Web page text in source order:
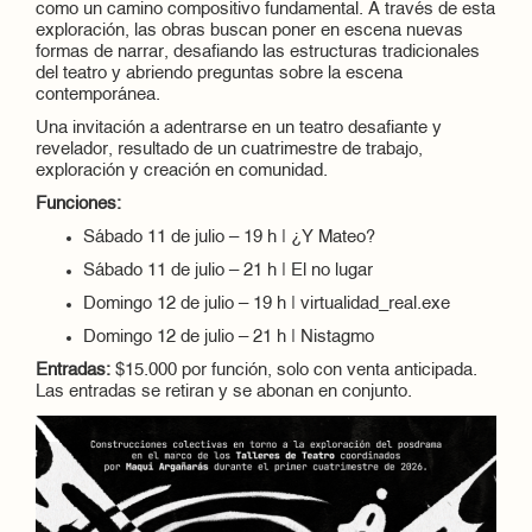
como un camino compositivo fundamental. A través de esta
exploración, las obras buscan poner en escena nuevas
formas de narrar, desafiando las estructuras tradicionales
del teatro y abriendo preguntas sobre la escena
contemporánea.
Una invitación a adentrarse en un teatro desafiante y
revelador, resultado de un cuatrimestre de trabajo,
exploración y creación en comunidad.
Funciones:
Sábado 11 de julio – 19 h | ¿Y Mateo?
Sábado 11 de julio – 21 h | El no lugar
Domingo 12 de julio – 19 h | virtualidad_real.exe
Domingo 12 de julio – 21 h | Nistagmo
Entradas: $15.000 por función, solo con venta anticipada.
Las entradas se retiran y se abonan en conjunto.